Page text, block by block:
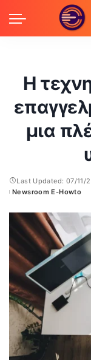
Η
μια
Last Updated: 07/11/
Posted
Newsroom E-Howto